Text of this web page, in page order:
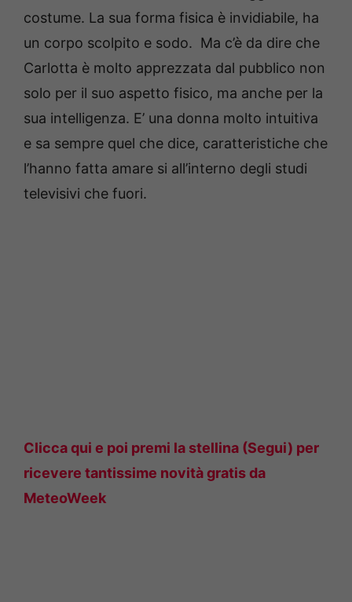
costume. La sua forma fisica è invidiabile, ha
un corpo scolpito e sodo. Ma c’è da dire che
Carlotta è molto apprezzata dal pubblico non
solo per il suo aspetto fisico, ma anche per la
sua intelligenza. E’ una donna molto intuitiva
e sa sempre quel che dice, caratteristiche che
l’hanno fatta amare si all’interno degli studi
televisivi che fuori.
Clicca qui e poi premi la stellina (Segui) per
ricevere tantissime novità gratis da
MeteoWeek